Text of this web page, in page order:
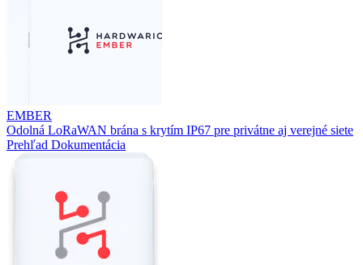
EMBER
Odolná LoRaWAN brána s krytím IP67 pre privátne aj verejné siete
Prehľad Dokumentácia